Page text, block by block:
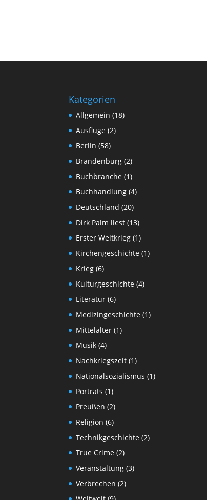
Kategorien
Allgemein (18)
Ausflüge (2)
Berlin (58)
Brandenburg (2)
Buchbranche (1)
Buchhandlung (4)
Deutschland (20)
Dirk Palm liest (13)
Erster Weltkrieg (1)
Kirchengeschichte (1)
Krieg (6)
Kulturgeschichte (4)
Literatur (6)
Medizingeschichte (1)
Mittelalter (1)
Musik (4)
Nachkriegszeit (1)
Nationalsozialismus (1)
Porträts (1)
Preußen (2)
Religion (6)
Technikgeschichte (2)
True Crime (2)
Veranstaltung (3)
Verbrechen (2)